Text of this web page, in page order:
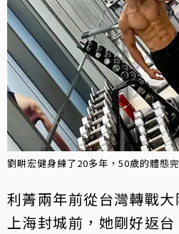
劉畊宏健身練了20多年，50歲的體態
利菁兩年前從台灣轉戰
上海封城前，她剛好返